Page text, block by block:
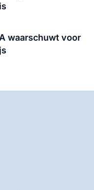
waarschuwt voor